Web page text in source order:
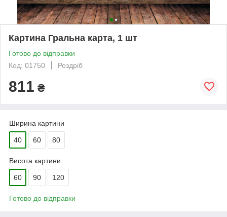
Картина Гральна карта, 1 шт
Готово до відправки
Код: 01750
Роздріб
811 ₴
Ширина картини
40 60 80
Висота картини
60 90 120
Готово до відправки